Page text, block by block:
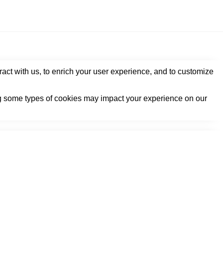
with us, to enrich your user experience, and to customize
types of cookies may impact your experience on our